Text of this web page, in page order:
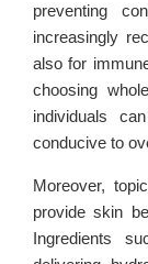
preventing
increasingly
also for
choosing
individuals
conducive to
Moreover,
provide skin
Ingredients